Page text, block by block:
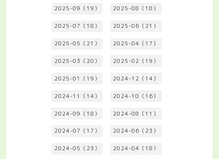
2025-09（19） 2025-08（18）
2025-07（18） 2025-06（21）
2025-05（21） 2025-04（17）
2025-03（20） 2025-02（19）
2025-01（19） 2024-12（14）
2024-11（14） 2024-10（16）
2024-09（18） 2024-08（11）
2024-07（17） 2024-06（23）
2024-05（23） 2024-04（18）